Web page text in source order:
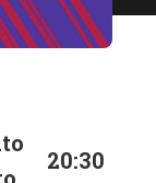
20:30